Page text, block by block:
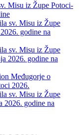
Misu iz Župe Potoci-
sv. Misu iz Župe
godine na
sv. Misu iz Župe
2026. godine na
Međugorje o
2026.
sv. Misu iz Župe
2026. godine na